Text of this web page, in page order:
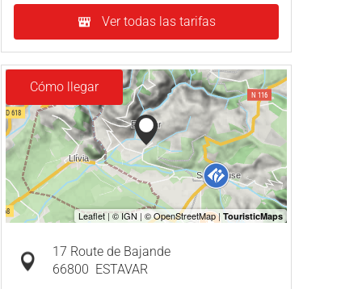
Ver todas las tarifas
Cómo llegar
17 Route de Bajande
66800 ESTAVAR